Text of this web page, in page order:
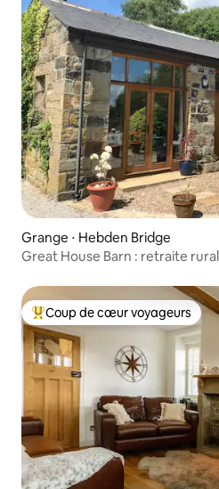
Grange ⋅ Hebden Bridge
Great House Barn : retraite
Coups de cœur voyageurs les
Coup de cœur voyageurs